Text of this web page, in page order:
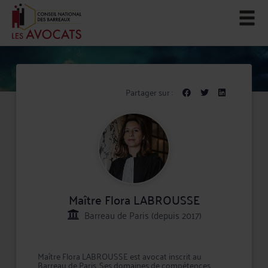
Partager sur :
Maître Flora LABROUSSE
Barreau de Paris (depuis 2017)
Maître Flora LABROUSSE est avocat inscrit au
Barreau de Paris. Ses domaines de compétences